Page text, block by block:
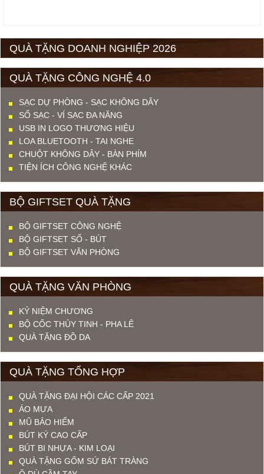
QUÀ TẶNG DOANH NGHIỆP 2026
QUÀ TẶNG CÔNG NGHỆ 4.0
SẠC DỰ PHÒNG - SẠC KHÔNG DÂY
SỔ SẠC - VÍ SẠC ĐA NĂNG
USB IN LOGO THƯƠNG HIỆU
LOA BLUETOOTH - TAI NGHE
CHUỘT KHÔNG DÂY - BÀN PHÍM
TIỆN ÍCH CÔNG NGHỆ KHÁC
BỘ GIFTSET QUÀ TẶNG
BỘ GIFTSET CÔNG NGHỆ
BỘ GIFTSET SỔ - BÚT
BỘ GIFTSET VĂN PHÒNG
QUÀ TẶNG VĂN PHÒNG
KỶ NIỆM CHƯƠNG
BỘ CỐC THỦY TINH - PHA LÊ
QUÀ TẶNG ĐỒ DA
QUÀ TẶNG TỔNG HỢP
QUÀ TẶNG ĐẠI HỘI CÁC CẤP 2021
ÁO MƯA
MŨ BẢO HIỂM
BÚT KÝ CAO CẤP
BÚT BI NHỰA - KIM LOẠI
QUÀ TẶNG GỐM SỨ BÁT TRÀNG